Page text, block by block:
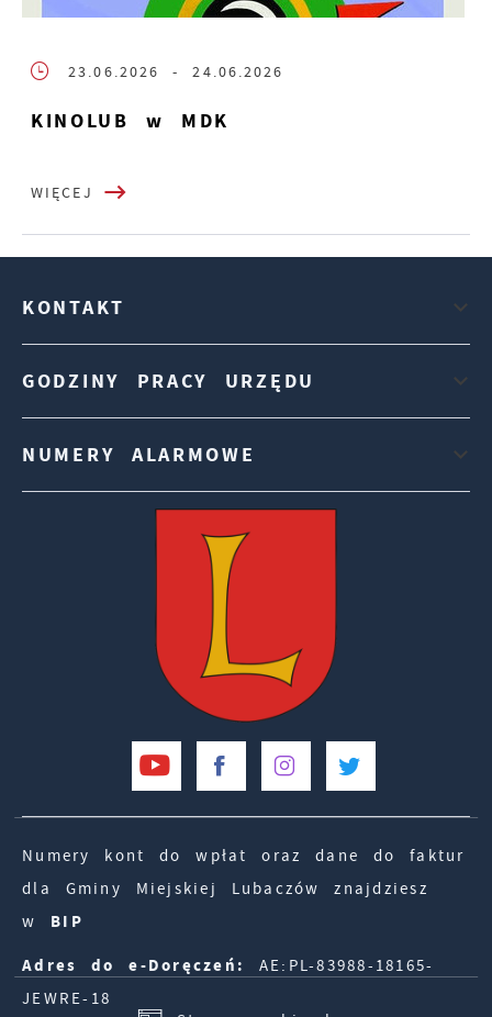
23.06.2026 - 24.06.2026
KINOLUB w MDK
WIĘCEJ
KONTAKT
GODZINY PRACY URZĘDU
NUMERY ALARMOWE
Numery kont do wpłat oraz dane do faktur
dla Gminy Miejskiej Lubaczów znajdziesz
w BIP
Adres do e-Doręczeń:
AE:PL-83988-18165-
JEWRE-18